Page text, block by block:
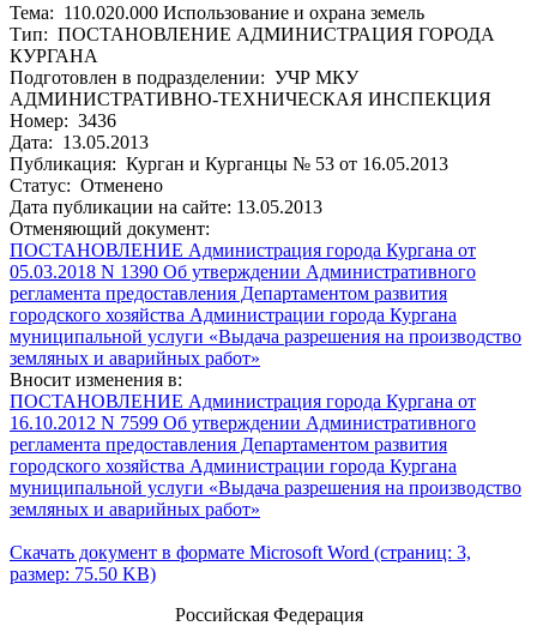
Тема: 110.020.000 Использование и охрана земель
Тип: ПОСТАНОВЛЕНИЕ АДМИНИСТРАЦИЯ ГОРОДА
КУРГАНА
Подготовлен в подразделении: УЧР МКУ
АДМИНИСТРАТИВНО-ТЕХНИЧЕСКАЯ ИНСПЕКЦИЯ
Номер: 3436
Дата: 13.05.2013
Публикация: Курган и Курганцы № 53 от 16.05.2013
Статус: Отменено
Дата публикации на сайте: 13.05.2013
Отменяющий документ:
ПОСТАНОВЛЕНИЕ Администрация города Кургана от
05.03.2018 N 1390 Об утверждении Административного
регламента предоставления Департаментом развития
городского хозяйства Администрации города Кургана
муниципальной услуги «Выдача разрешения на производство
земляных и аварийных работ»
Вносит изменения в:
ПОСТАНОВЛЕНИЕ Администрация города Кургана от
16.10.2012 N 7599 Об утверждении Административного
регламента предоставления Департаментом развития
городского хозяйства Администрации города Кургана
муниципальной услуги «Выдача разрешения на производство
земляных и аварийных работ»
Скачать документ в формате Microsoft Word (страниц: 3,
размер: 75.50 KB)
Российская Федерация